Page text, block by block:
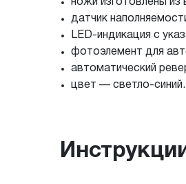
датчик
LED-индикация с
фотоэлемент для
автоматический
цвет — светло-синий.